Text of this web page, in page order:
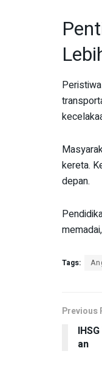
kereta.
depan.
Tags:
Previous
an